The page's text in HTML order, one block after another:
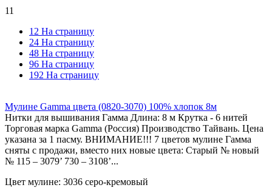
11
12 На страницу
24 На страницу
48 На страницу
96 На страницу
192 На страницу
Мулине Gamma цвета (0820-3070) 100% хлопок 8м
Нитки для вышивания Гамма Длина: 8 м Крутка - 6 нитей
Торговая марка Gamma (Россия) Производство Тайвань. Цена
указана за 1 пасму. ВНИМАНИЕ!!! 7 цветов мулине Гамма
сняты с продажи, вместо них новые цвета: Старый № новый
№ 115 – 3079’ 730 – 3108’...
Цвет мулине: 3036 серо-кремовый